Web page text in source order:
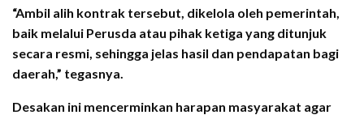
“Ambil alih kontrak tersebut, dikelola oleh pemerintah,
baik melalui Perusda atau pihak ketiga yang ditunjuk
secara resmi, sehingga jelas hasil dan pendapatan bagi
daerah,” tegasnya.
Desakan ini mencerminkan harapan masyarakat agar